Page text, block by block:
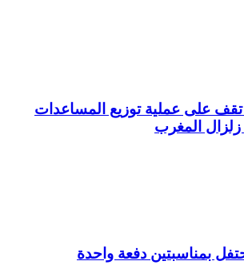
على عملية توزيع المساعدات
زلزال المغرب
بمناسبتين دفعة واحدة